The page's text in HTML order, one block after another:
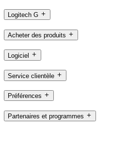
Logitech G
Acheter des produits
Logiciel
Service clientèle
Préférences
Partenaires et programmes